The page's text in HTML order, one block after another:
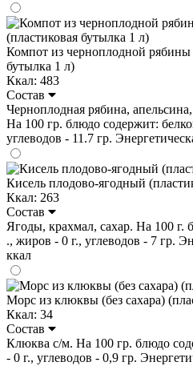
Компот из черноплодной рябины
бутылка 1 л)
Ккал: 483
Состав
Черноплодная рябина,
На 100 гр. блюдо содержит:
углеводов - 11.7 гр.
Кисель плодово-ягодный
Ккал: 263
Состав
Ягоды, крахмал, сахар. На 100 г.
., жиров - 0 г., углеводов - 7 гр.
ккал
Морс из клюквы (без сахара)
Ккал: 34
Состав
Клюква с/м. На 100 гр. блюдо
- 0 г., углеводов - 0,9 гр.